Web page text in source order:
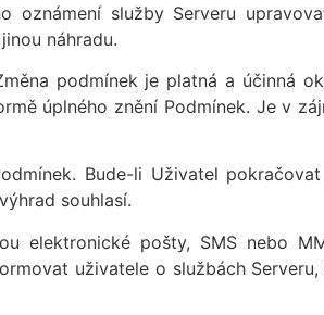
služby Serveru
náhradu.
podmínek je platná a účinná
úplného znění Podmínek. Je v
Bude-li Uživatel
souhlasí.
elektronické pošty, SMS nebo
uživatele o službách